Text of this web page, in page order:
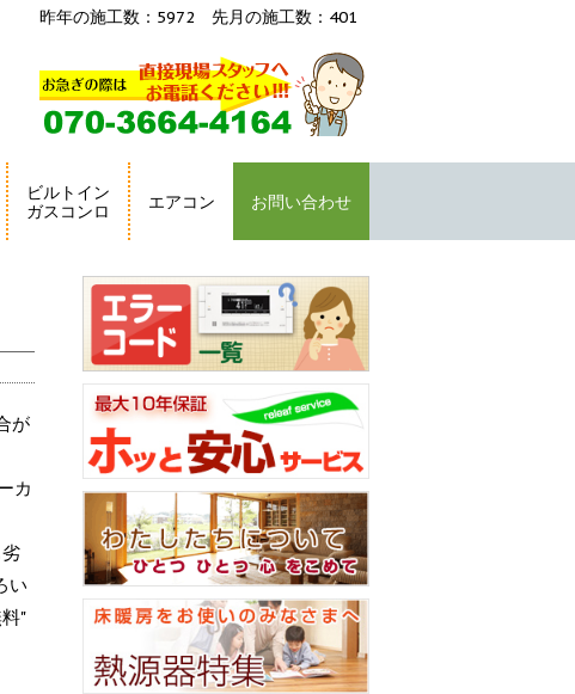
昨年の施工数：5972 先月の施工数：401
ビルトイン
ガスコンロ
エアコン お問い合わせ
が
カ
い
"